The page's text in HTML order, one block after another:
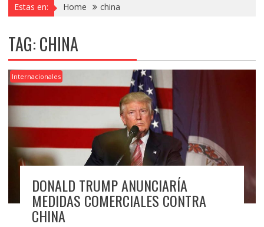
Estas en: Home china
TAG:CHINA
Internacionales
DONALD TRUMP ANUNCIARÍA
MEDIDAS COMERCIALES CONTRA
CHINA